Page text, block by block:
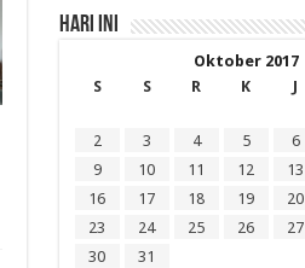
HARI INI
Oktober 2017
S
S R K J
2
3 4 5 6
9
10 11 12 13
16
17 18 19 20
23
24 25 26 27
30
31